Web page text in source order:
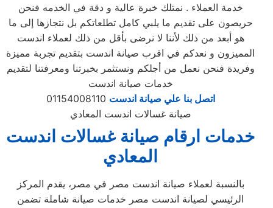
خدمة العملاء . نمتلك خبرة عالية و دقة في الخدمه فنحن
حريصون على تقديم ما يلبي كامل تطلعاتكم بل نتجازها إلى ما
هو أبعد من ذلك لأننا لا نرضى بأقل من ذلك لعملاء اندست
المميزون و نعدكم في اقرب صيانة اندست بتقديم تجربة مميزة
وفريدة فنحن نعمل من أجلكم ونستثمر بخبرتنا ومعرفتنا لتقديم
خدمات صيانة اندست
اتصل بنا علي صيانة اندست
صيانة غسالات اندست المعادي
خدمات ارقام صيانة غسالات اندست
المعادي
بالنسبة لعملاء صيانة اندست مصر في مصر، يقدم المركز
الرئيسي لصيانة اندست مصر خدمات صيانة شاملة تضمن